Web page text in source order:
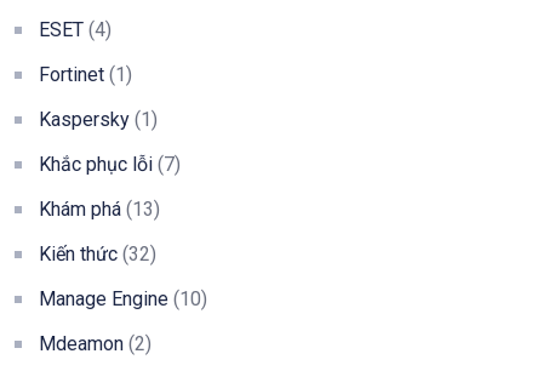
ESET (4)
Fortinet (1)
Kaspersky (1)
Khắc phục lỗi (7)
Khám phá (13)
Kiến thức (32)
Manage Engine (10)
Mdeamon (2)